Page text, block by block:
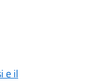
e il